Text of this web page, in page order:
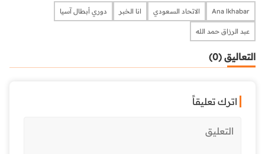
Ana lkhabar الاتحاد السعودي انا الخبر دوري أبطال آسيا
عبد الرزاق حمد الله
التعاليق (0)
اترك تعليقاً